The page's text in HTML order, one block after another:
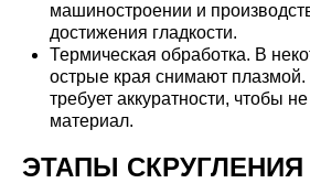
машиностроении и
достижения гладкости.
Термическая обработка. В
острые края снимают
требует аккуратности, чтобы
материал.
ЭТАПЫ